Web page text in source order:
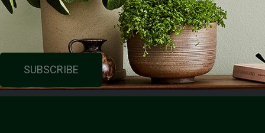
SUBSCRIBE